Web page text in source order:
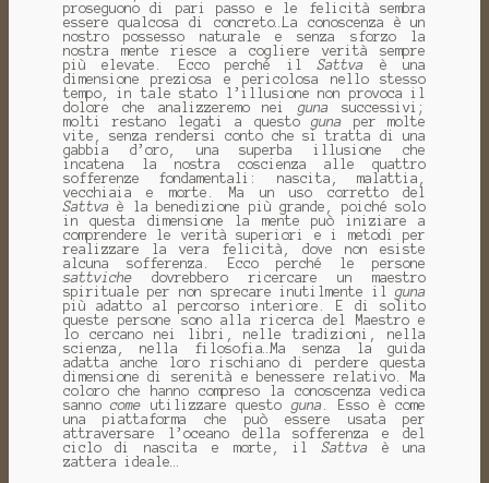
proseguono di pari passo e le felicità sembra
essere qualcosa di concreto…La conoscenza è un
nostro possesso naturale e senza sforzo la
nostra mente riesce a cogliere verità sempre
più elevate. Ecco perché ilSattva
è una
dimensione preziosa e pericolosa nello stesso
tempo, in tale stato l’illusione non provoca il
dolore che analizzeremo neiguna
successivi;
molti restano legati a questoguna per molte
vite, senza rendersi conto che si tratta di una
gabbia d’oro, una superba illusione che
incatena la nostra coscienza alle quattro
sofferenze fondamentali: nascita, malattia,
vecchiaia e morte. Ma un uso corretto del
Sattvaè la benedizione più grande, poiché solo
in questa dimensione la mente può iniziare a
comprendere le verità superiori e i metodi per
realizzare la vera felicità, dove non esiste
alcuna sofferenza. Ecco perché le persone
sattvichedovrebbero ricercare un maestro
spirituale per non sprecare inutilmente ilguna
più adatto al percorso interiore. E di solito
queste persone sono alla ricerca del Maestro e
lo cercano nei libri, nelle tradizioni, nella
scienza, nella filosofia…Ma senza la guida
adatta anche loro rischiano di perdere questa
dimensione di serenità e benessere relativo. Ma
coloro che hanno compreso la conoscenza vedica
sannocome utilizzare questo guna . Esso è come
una piattaforma che può essere usata per
attraversare l’oceano della sofferenza e del
ciclo di nascita e morte, ilSattva è una
zattera ideale…